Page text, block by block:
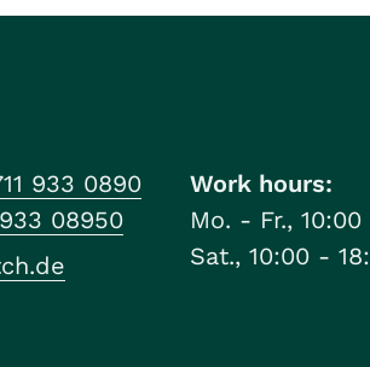
933 0890
08950
Work hours:
Mo. - Fr.,
Sat., 10:00 -